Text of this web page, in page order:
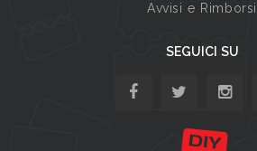
Avvisi e Rimborsi
SEGUICI SU